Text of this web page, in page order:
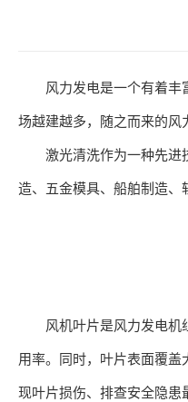
风力发电是一个有着丰富
场越建越多，随之而来的风
激光清洗作为一种先进技
造、五金模具、船舶制造、
风机叶片是风力发电机组
用率。同时，叶片表面覆
现叶片损伤、排查安全隐患